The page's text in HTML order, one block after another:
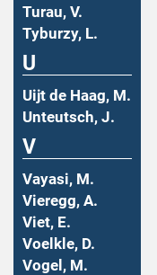
Turau, V.
Tyburzy, L.
U
Uijt de Haag, M.
Unteutsch, J.
V
Vayasi, M.
Vieregg, A.
Viet, E.
Voelkle, D.
Vogel, M.